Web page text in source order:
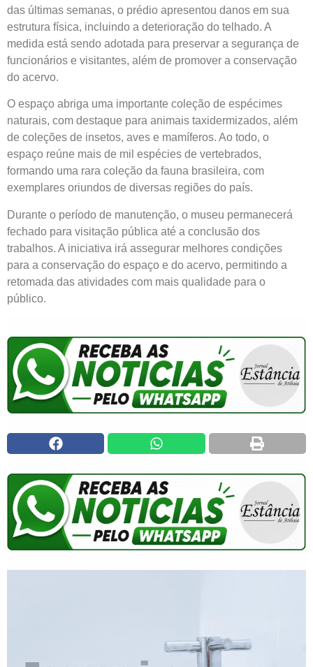
das últimas semanas, o prédio apresentou danos em sua
estrutura física, incluindo a deterioração do telhado. A
medida está sendo adotada para preservar a segurança de
funcionários e visitantes, além de promover a conservação
do acervo.
O espaço abriga uma importante coleção de espécimes
naturais, com destaque para animais taxidermizados, além
de coleções de insetos, aves e mamíferos. Ao todo, o
espaço reúne mais de mil espécies de vertebrados,
formando uma rara coleção da fauna brasileira, com
exemplares oriundos de diversas regiões do país.
Durante o período de manutenção, o museu permanecerá
fechado para visitação pública até a conclusão dos
trabalhos. A iniciativa irá assegurar melhores condições
para a conservação do espaço e do acervo, permitindo a
retomada das atividades com mais qualidade para o
público.